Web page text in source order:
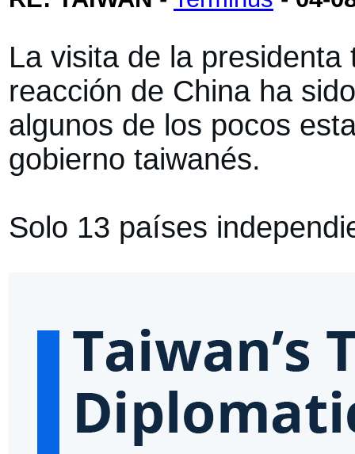
La visita de la
reacción de China ha
algunos de los pocos
gobierno taiwanés.
Solo 13 países